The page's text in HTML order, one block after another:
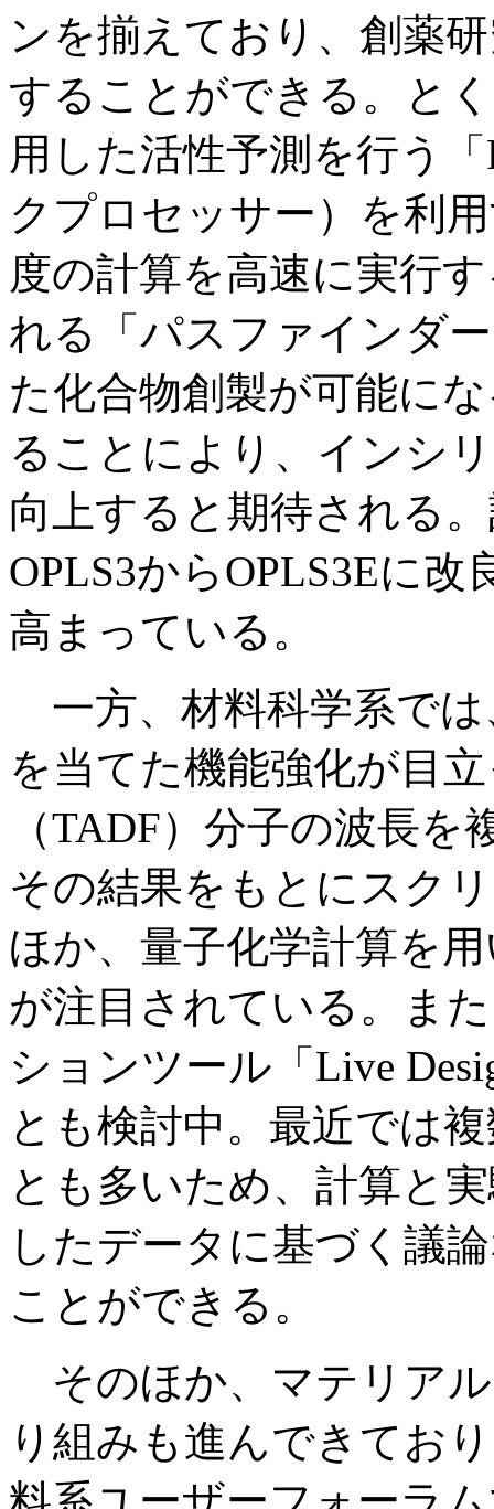
ンを揃えており、創薬
することができる。と
用した活性予測を行う
クプロセッサー）を利
度の計算を高速に実行
れる「パスファインダ
た化合物創製が可能に
ることにより、インシ
向上すると期待される
OPLS3からOPLS3Eに
高まっている。
一方、材料科学系では
を当てた機能強化が目
（TADF）分子の波長
その結果をもとにスク
ほか、量子化学計算を
が注目されている。ま
ションツール「Live
とも検討中。最近では
とも多いため、計算と
したデータに基づく議
ことができる。
そのほか、マテリア
り組みも進んできてお